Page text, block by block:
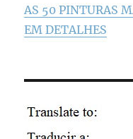
AS 50 PINTURAS
EM DETALHES